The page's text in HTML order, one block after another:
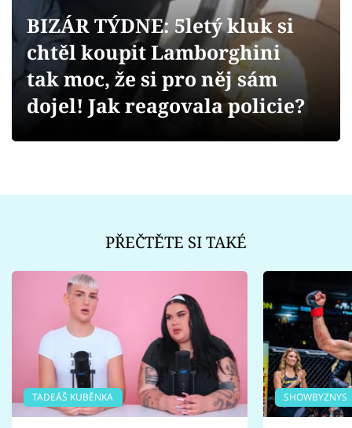
Videa
Sledujte prima+
BIZÁR TÝDNE: 5letý kluk si
chtěl koupit Lamborghini
tak moc, že si pro něj sám
dojel! Jak reagovala policie?
PŘEČTĚTE SI TAKÉ
TADEÁŠ KUBĚNKA SHOWBYZNYS